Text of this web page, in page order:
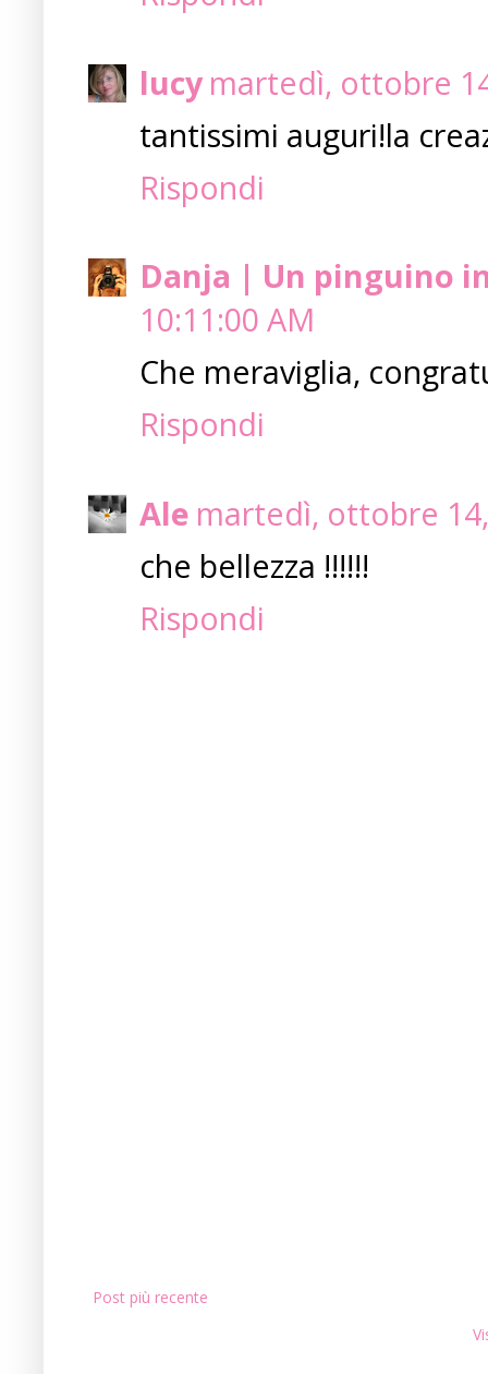
lucy martedì, ottobre
tantissimi auguri!la
Rispondi
Danja | Un pinguino
10:11:00 AM
Che meraviglia,
Rispondi
Ale martedì, ottobre
che bellezza !!!!!!
Rispondi
Post più recente